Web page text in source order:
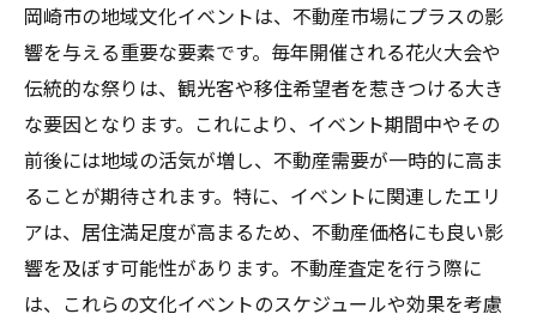
岡崎市の地域文化イベントは、不動産市場にプラスの影
響を与える重要な要素です。毎年開催される花火大会や
伝統的な祭りは、観光客や移住希望者を惹きつける大き
な要因となります。これにより、イベント期間中やその
前後には地域の活気が増し、不動産需要が一時的に高ま
ることが期待されます。特に、イベントに関連したエリ
アは、居住満足度が高まるため、不動産価格にも良い影
響を及ぼす可能性があります。不動産査定を行う際に
は、これらの文化イベントのスケジュールや効果を考慮